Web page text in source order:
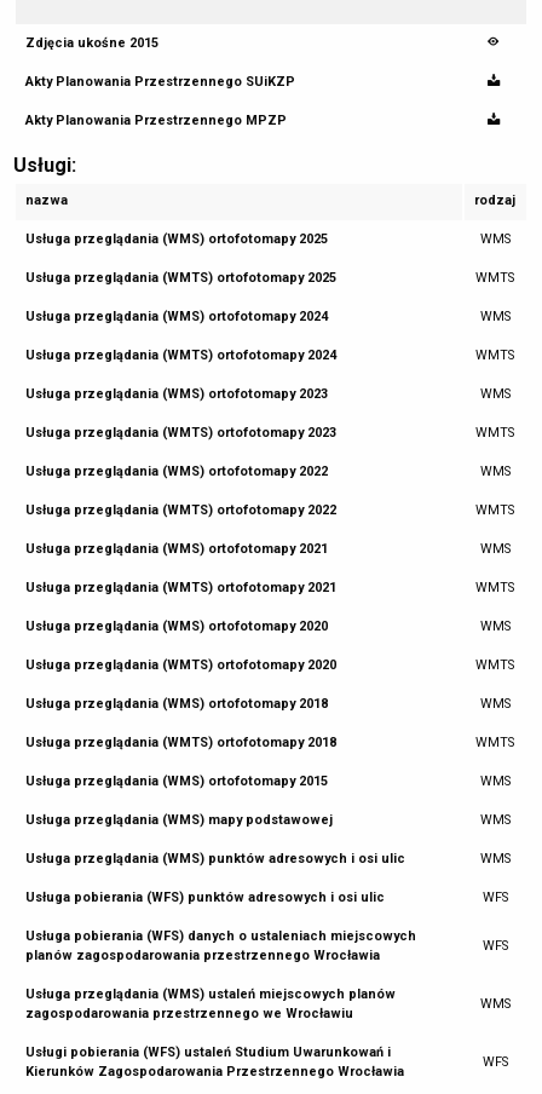
Zdjęcia ukośne 2015
Akty Planowania Przestrzennego SUiKZP
Akty Planowania Przestrzennego MPZP
Usługi:
nazwa rodzaj
Usługa przeglądania (WMS) ortofotomapy 2025 WMS
Usługa przeglądania (WMTS) ortofotomapy 2025 WMTS
Usługa przeglądania (WMS) ortofotomapy 2024 WMS
Usługa przeglądania (WMTS) ortofotomapy 2024 WMTS
Usługa przeglądania (WMS) ortofotomapy 2023 WMS
Usługa przeglądania (WMTS) ortofotomapy 2023 WMTS
Usługa przeglądania (WMS) ortofotomapy 2022 WMS
Usługa przeglądania (WMTS) ortofotomapy 2022 WMTS
Usługa przeglądania (WMS) ortofotomapy 2021 WMS
Usługa przeglądania (WMTS) ortofotomapy 2021 WMTS
Usługa przeglądania (WMS) ortofotomapy 2020 WMS
Usługa przeglądania (WMTS) ortofotomapy 2020 WMTS
Usługa przeglądania (WMS) ortofotomapy 2018 WMS
Usługa przeglądania (WMTS) ortofotomapy 2018 WMTS
Usługa przeglądania (WMS) ortofotomapy 2015 WMS
Usługa przeglądania (WMS) mapy podstawowej WMS
Usługa przeglądania (WMS) punktów adresowych i osi ulic WMS
Usługa pobierania (WFS) punktów adresowych i osi ulic WFS
Usługa pobierania (WFS) danych o ustaleniach miejscowych
planów zagospodarowania przestrzennego Wrocławia
WFS
Usługa przeglądania (WMS) ustaleń miejscowych planów
zagospodarowania przestrzennego we Wrocławiu
WMS
Usługi pobierania (WFS) ustaleń Studium Uwarunkowań i
Kierunków Zagospodarowania Przestrzennego Wrocławia
WFS